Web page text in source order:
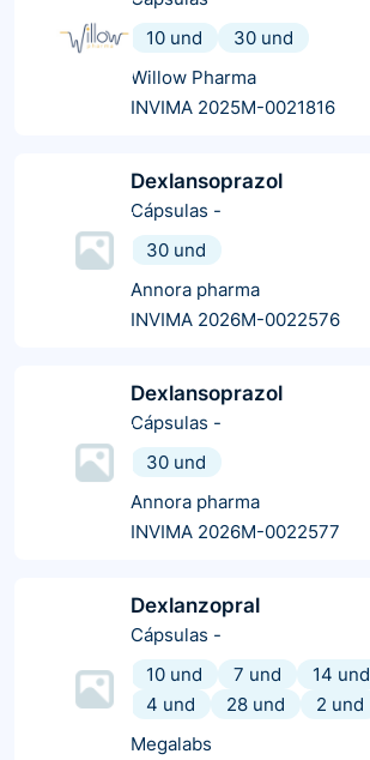
10 und
30 und
Willow Pharma
INVIMA 2025M-0021816
Dexlansoprazol
Cápsulas -
30 und
Annora pharma
INVIMA 2026M-0022576
Dexlansoprazol
Cápsulas -
30 und
Annora pharma
INVIMA 2026M-0022577
Dexlanzopral
Cápsulas -
10 und
7 und 14 und
4 und
28 und
2 und
Megalabs